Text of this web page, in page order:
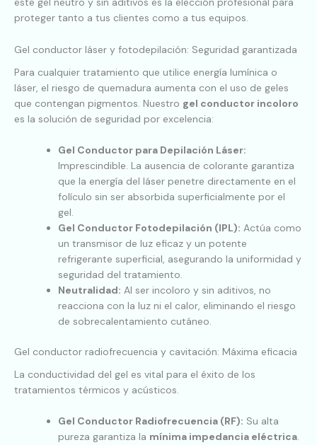
proteger tanto a tus clientes como a tus equipos.
Gel conductor láser y fotodepilación: Seguridad garantizada
Para cualquier tratamiento que utilice energía lumínica o
láser, el riesgo de quemadura aumenta con el uso de geles
que contengan pigmentos. Nuestro gel conductor incoloro
es la solución de seguridad por excelencia:
Gel Conductor para Depilación Láser:
Imprescindible. La ausencia de colorante garantiza
que la energía del láser penetre directamente en el
folículo sin ser absorbida superficialmente por el
gel.
Gel Conductor Fotodepilación (IPL): Actúa como
un transmisor de luz eficaz y un potente
refrigerante superficial, asegurando la uniformidad y
seguridad del tratamiento.
Neutralidad: Al ser incoloro y sin aditivos, no
reacciona con la luz ni el calor, eliminando el riesgo
de sobrecalentamiento cutáneo.
Gel conductor radiofrecuencia y cavitación: Máxima eficacia
La conductividad del gel es vital para el éxito de los
tratamientos térmicos y acústicos.
Gel Conductor Radiofrecuencia (RF): Su alta
pureza garantiza la mínima impedancia eléctrica.